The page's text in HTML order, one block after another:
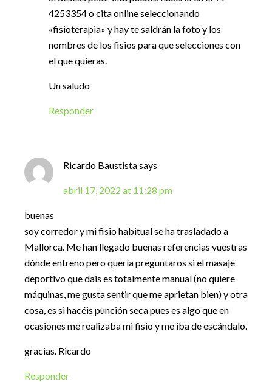
4253354 o cita online seleccionando
«fisioterapia» y hay te saldrán la foto y los
nombres de los fisios para que selecciones con
el que quieras.
Un saludo
Responder
Ricardo Baustistasays
abril 17, 2022 at 11:28 pm
buenas
soy corredor y mi fisio habitual se ha trasladado a
Mallorca. Me han llegado buenas referencias vuestras
dónde entreno pero quería preguntaros si el masaje
deportivo que dais es totalmente manual (no quiere
máquinas, me gusta sentir que me aprietan bien) y otra
cosa, es si hacéis punción seca pues es algo que en
ocasiones me realizaba mi fisio y me iba de escándalo.
gracias. Ricardo
Responder